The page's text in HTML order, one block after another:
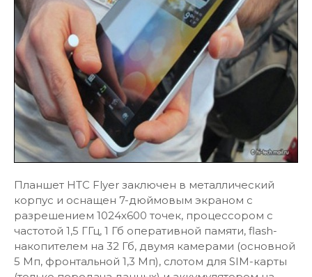
Планшет HTC Flyer заключен в металлический
корпус и оснащен 7-дюймовым экраном с
разрешением 1024х600 точек, процессором с
частотой 1,5 ГГц, 1 Гб оперативной памяти, flash-
накопителем на 32 Гб, двумя камерами (основной
5 Мп, фронтальной 1,3 Мп), слотом для SIM-карты